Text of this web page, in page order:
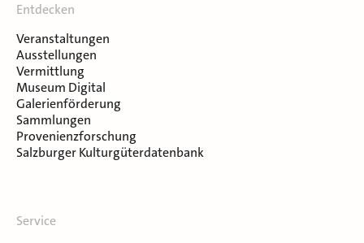
Entdecken
Veranstaltungen
Ausstellungen
Vermittlung
Museum Digital
Galerienförderung
Sammlungen
Provenienzforschung
Salzburger Kulturgüterdatenbank
Service